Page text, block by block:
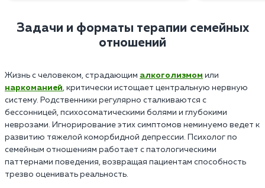
Задачи и форматы терапии семейных
отношений
Жизнь с человеком, страдающим алкоголизмом или
наркоманией, критически истощает центральную нервную
систему. Родственники регулярно сталкиваются с
бессонницей, психосоматическими болями и глубокими
неврозами. Игнорирование этих симптомов неминуемо ведет к
развитию тяжелой коморбидной депрессии. Психолог по
семейным отношениям работает с патологическими
паттернами поведения, возвращая пациентам способность
трезво оценивать реальность.